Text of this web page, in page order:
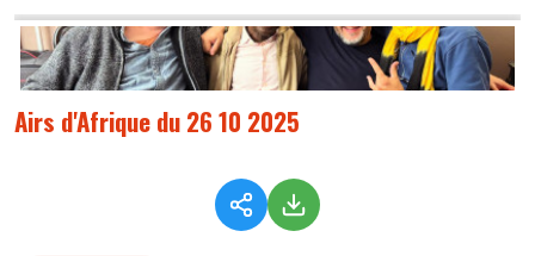
Airs d'Afrique du 26 10 2025